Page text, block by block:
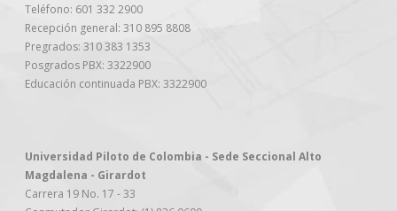
Teléfono: 601 332 2900
Recepción general: 310 895 8808
Pregrados: 310 383 1353
Posgrados PBX: 3322900
Educación continuada PBX: 3322900
Universidad Piloto de Colombia - Sede Seccional Alto
Magdalena - Girardot
Carrera 19 No. 17 - 33